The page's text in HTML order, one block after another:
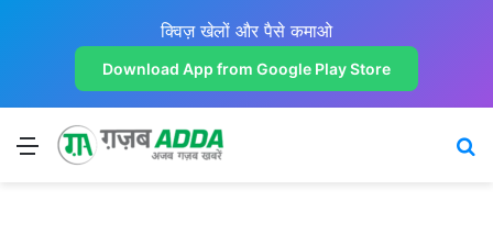
क्विज़ खेलों और पैसे कमाओ
Download App from Google Play Store
Menu